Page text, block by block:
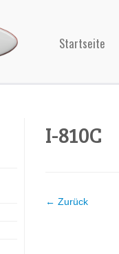
Startseite
I-810C
← Zurück